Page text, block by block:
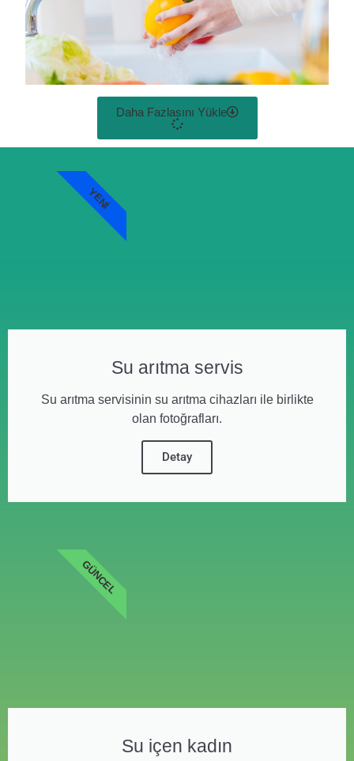
Daha Fazlasını Yükle
Su arıtma servis
Su arıtma servisinin su arıtma cihazları ile birlikte
olan fotoğrafları.
Detay
YENI
Su içen kadın
GÜNCEL